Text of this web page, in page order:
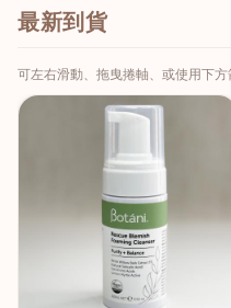
最新到貨
可左右滑動、拖曳捲軸、或使用下